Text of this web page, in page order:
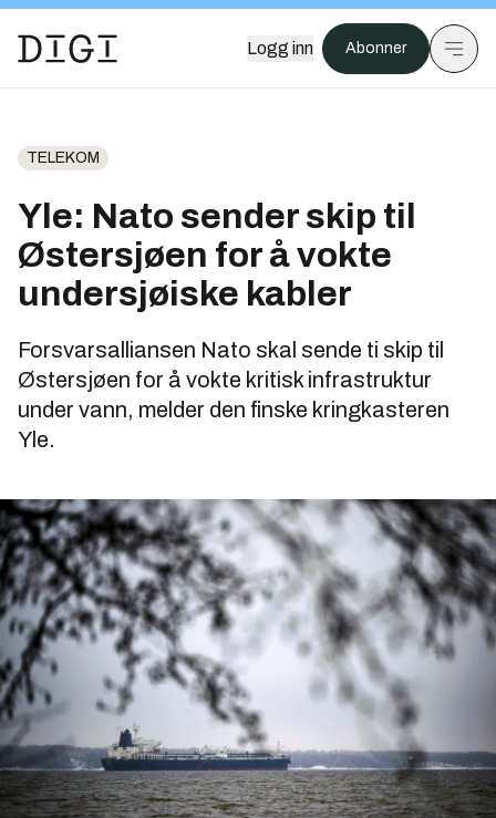
Logg inn Abonner
TELEKOM
Yle: Nato sender skip til
Østersjøen for å vokte
undersjøiske kabler
Forsvarsalliansen Nato skal sende ti skip til
Østersjøen for å vokte kritisk infrastruktur
under vann, melder den finske kringkasteren
Yle.